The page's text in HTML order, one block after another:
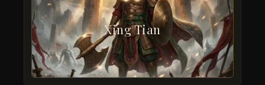
Xing Tian